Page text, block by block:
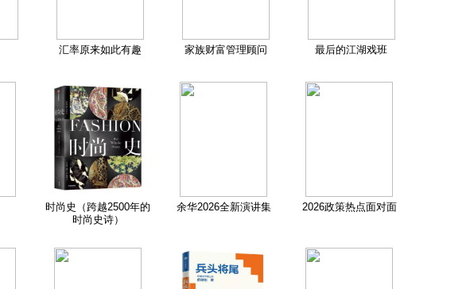
汇率原来如此有趣 家族财富管理顾问 最后的江湖戏班
时尚史（跨越2500年的
时尚史诗）
余华2026全新演讲集 2026政策热点面对面